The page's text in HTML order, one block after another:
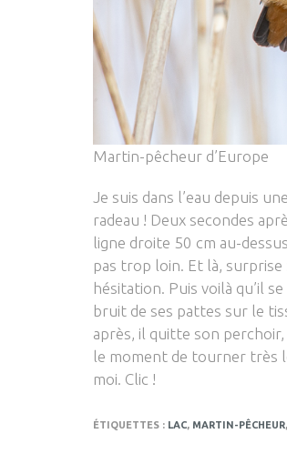
Martin-pêcheur d’Europe
Je suis dans l’eau depuis
radeau ! Deux secondes
ligne droite 50 cm au-
pas trop loin. Et là,
hésitation. Puis voilà qu’il
bruit de ses pattes sur le
après, il quitte son
le moment de tourner très
moi. Clic !
ÉTIQUETTES : LAC, MARTIN-PÊCHEUR,